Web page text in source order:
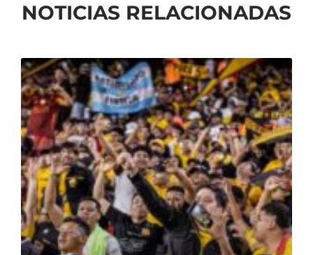
NOTICIAS RELACIONADAS